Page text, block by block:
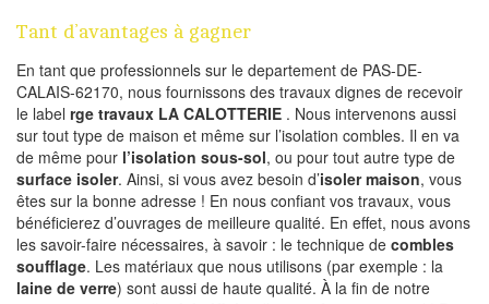
Tant d’avantages à gagner
En tant que professionnels sur le departement de PAS-DE-
CALAIS-62170, nous fournissons des travaux dignes de recevoir
le label rge travaux LA CALOTTERIE . Nous intervenons aussi
sur tout type de maison et même sur l’isolation combles. Il en va
de même pour l’isolation sous-sol, ou pour tout autre type de
surface isoler. Ainsi, si vous avez besoin d’isoler maison, vous
êtes sur la bonne adresse ! En nous confiant vos travaux, vous
bénéficierez d’ouvrages de meilleure qualité. En effet, nous avons
les savoir-faire nécessaires, à savoir : le technique de combles
soufflage. Les matériaux que nous utilisons (par exemple : la
laine de verre) sont aussi de haute qualité. À la fin de notre